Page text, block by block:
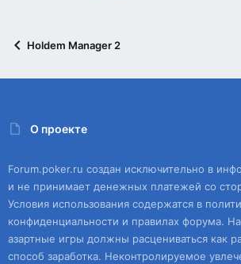
Holdem Manager 2
О проекте
Forum.poker.ru создан исключительно в
и не принимает денежных платежей со
Условия использования содержатся в
конфиденциальности и правилах форума.
азартные игры должны расцениваться как
способ заработка. Неконтролируемое